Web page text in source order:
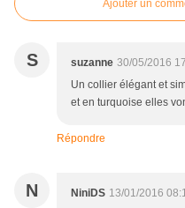
Ajouter un
S suzanne 30/05/2016
Un collier élégant et
et en turquoise elles
Répondre
N NiniDS 13/01/2016